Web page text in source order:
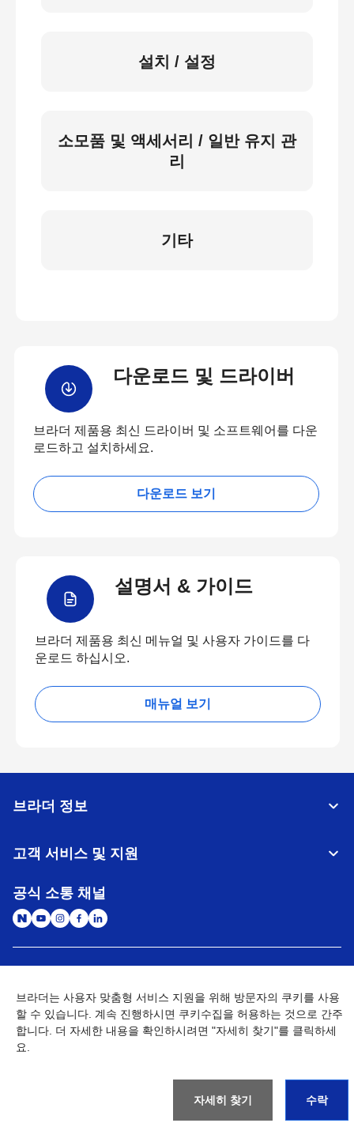
설치 / 설정
소모품 및 액세서리 / 일반 유지 관
리
기타
다운로드 및 드라이버
브라더 제품용 최신 드라이버 및 소프트웨어를 다운
로드하고 설치하세요.
다운로드 보기
설명서 & 가이드
브라더 제품용 최신 메뉴얼 및 사용자 가이드를 다
운로드 하십시오.
매뉴얼 보기
브라더 정보
고객 서비스 및 지원
공식 소통 채널
개인정보처리방침 이용약관
사이트맵
개인정보취급방침 (Brother Industries, Ltd.)
Go to Global Site
브라더는 사용자 맞춤형 서비스 지원을 위해 방문자의 쿠키를 사용
할 수 있습니다. 계속 진행하시면 쿠키수집을 허용하는 것으로 간주
합니다. 더 자세한 내용을 확인하시려면 "자세히 찾기"를 클릭하세
요.
자세히 찾기 수락